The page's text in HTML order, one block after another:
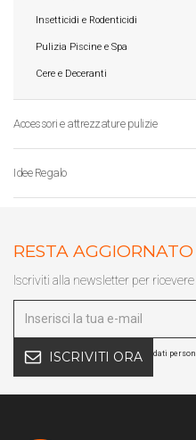
Insetticidi e Rodenticidi
Pulizia Piscine e Spa
Cere e Deceranti
Accessori e attrezzature pulizie
Idee Regalo
RESTA AGGIORNATO
Iscriviti alla newsletter per
ISCRIVITI ORA dati